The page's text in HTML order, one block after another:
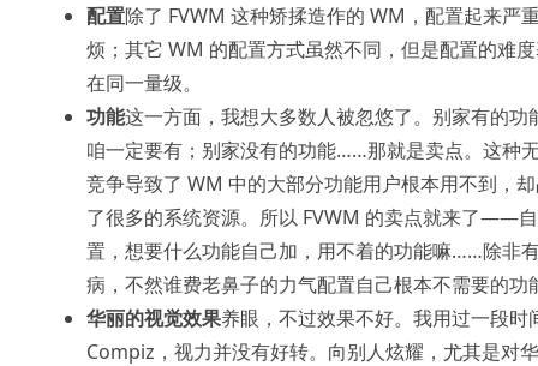
配置除了 FVWM 这种矫揉造作的 WM，配置起来严
烦；其它 WM 的配置方式虽然不同，但是配置的难
在同一量级。
功能这一方面，我想大多数人被忽悠了。别家有的功
咱一定要有；别家没有的功能……那就是卖点。这种
竞争导致了 WM 中的大部分功能用户根本用不到，
了很多的系统资源。所以 FVWM 的卖点就来了——
置，想要什么功能自己加，用不着的功能嘛……除非
病，不然谁费老鼻子的力气配置自己根本不需要的功
华丽的视觉效果养眼，不过效果不好。我用过一段时
Compiz，视力并没有好转。向别人炫耀，尤其是对